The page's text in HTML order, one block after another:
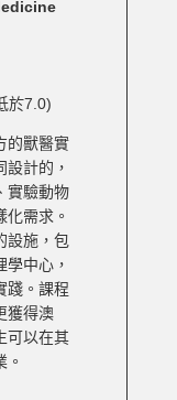
於7.0)
的獸醫實
計的，
實驗動物
需求。
設施，包
中心，
踐。課程
獲得澳
可以在其